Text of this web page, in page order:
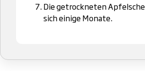
Die getrockneten
sich einige Monate.